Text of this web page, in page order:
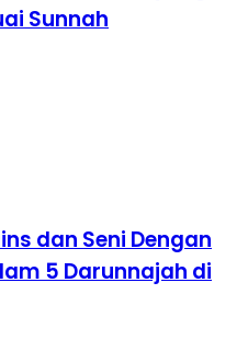
Sunnah
dan Seni Dengan
5 Darunnajah di